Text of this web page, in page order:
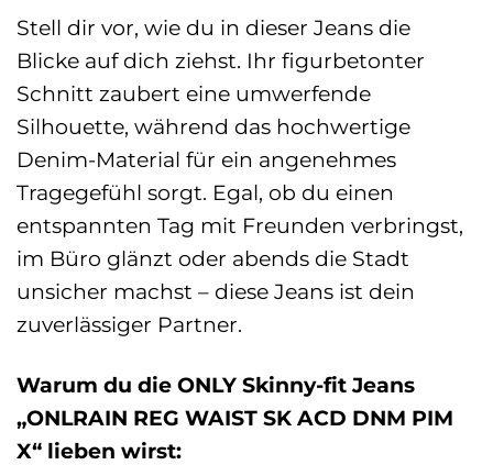
Stell dir vor, wie du in dieser Jeans die
Blicke auf dich ziehst. Ihr figurbetonter
Schnitt zaubert eine umwerfende
Silhouette, während das hochwertige
Denim-Material für ein angenehmes
Tragegefühl sorgt. Egal, ob du einen
entspannten Tag mit Freunden verbringst,
im Büro glänzt oder abends die Stadt
unsicher machst – diese Jeans ist dein
zuverlässiger Partner.
Warum du die ONLY Skinny-fit Jeans
„ONLRAIN REG WAIST SK ACD DNM PIM
X“ lieben wirst: